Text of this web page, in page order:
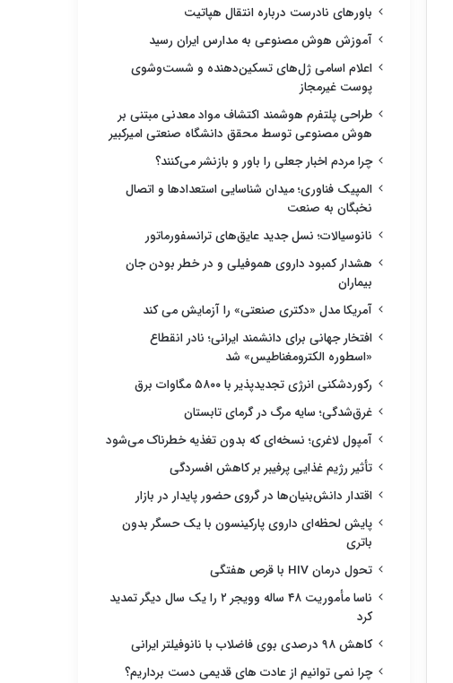
باورهای نادرست درباره انتقال هپاتیت
آموزش هوش مصنوعی به مدارس ایران رسید
اعلام اسامی ژل‌های تسکین‌دهنده و شست‌وشوی
پوست غیرمجاز
طراحی پلتفرم هوشمند اکتشاف مواد معدنی مبتنی بر
هوش مصنوعی توسط محقق دانشگاه صنعتی امیرکبیر
چرا مردم اخبار جعلی را باور و بازنشر می‌کنند؟
المپیک فناوری؛ میدان شناسایی استعدادها و اتصال
نخبگان به صنعت
نانوسیالات؛ نسل جدید عایق‌های ترانسفورماتور
هشدار کمبود داروی هموفیلی و در خطر بودن جان
بیماران
آمریکا مدل «دکتری صنعتی» را آزمایش می کند
افتخار جهانی برای دانشمند ایرانی؛ نادر انقطاع
«اسطوره الکترومغناطیس» شد
رکوردشکنی انرژی تجدیدپذیر با ۵۸۰۰ مگاوات برق
غرق‌شدگی؛ سایه مرگ در گرمای تابستان
آمپول لاغری؛ نسخه‌ای که بدون تغذیه خطرناک می‌شود
تأثیر رژیم غذایی پرفیبر بر کاهش افسردگی
اقتدار دانش‌بنیان‌ها در گروی حضور پایدار در بازار
پایش لحظه‌ای داروی پارکینسون با یک حسگر بدون
باتری
تحول درمان HIV با قرص هفتگی
ناسا مأموریت ۴۸ ساله وویجر ۲ را یک سال دیگر تمدید
کرد
کاهش ۹۸ درصدی بوی فاضلاب با نانوفیلتر ایرانی
چرا نمی توانیم از عادت های قدیمی دست برداریم؟